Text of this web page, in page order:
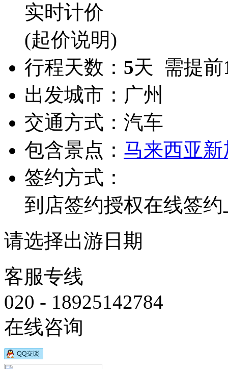
实时计价
(起价说明)
行程天数： 5天 需提前
出发城市： 广州
交通方式： 汽车
包含景点： 马来西亚新
签约方式：
到店签约授权在线签约
请选择出游日期
客服专线
020 - 18925142784
在线咨询